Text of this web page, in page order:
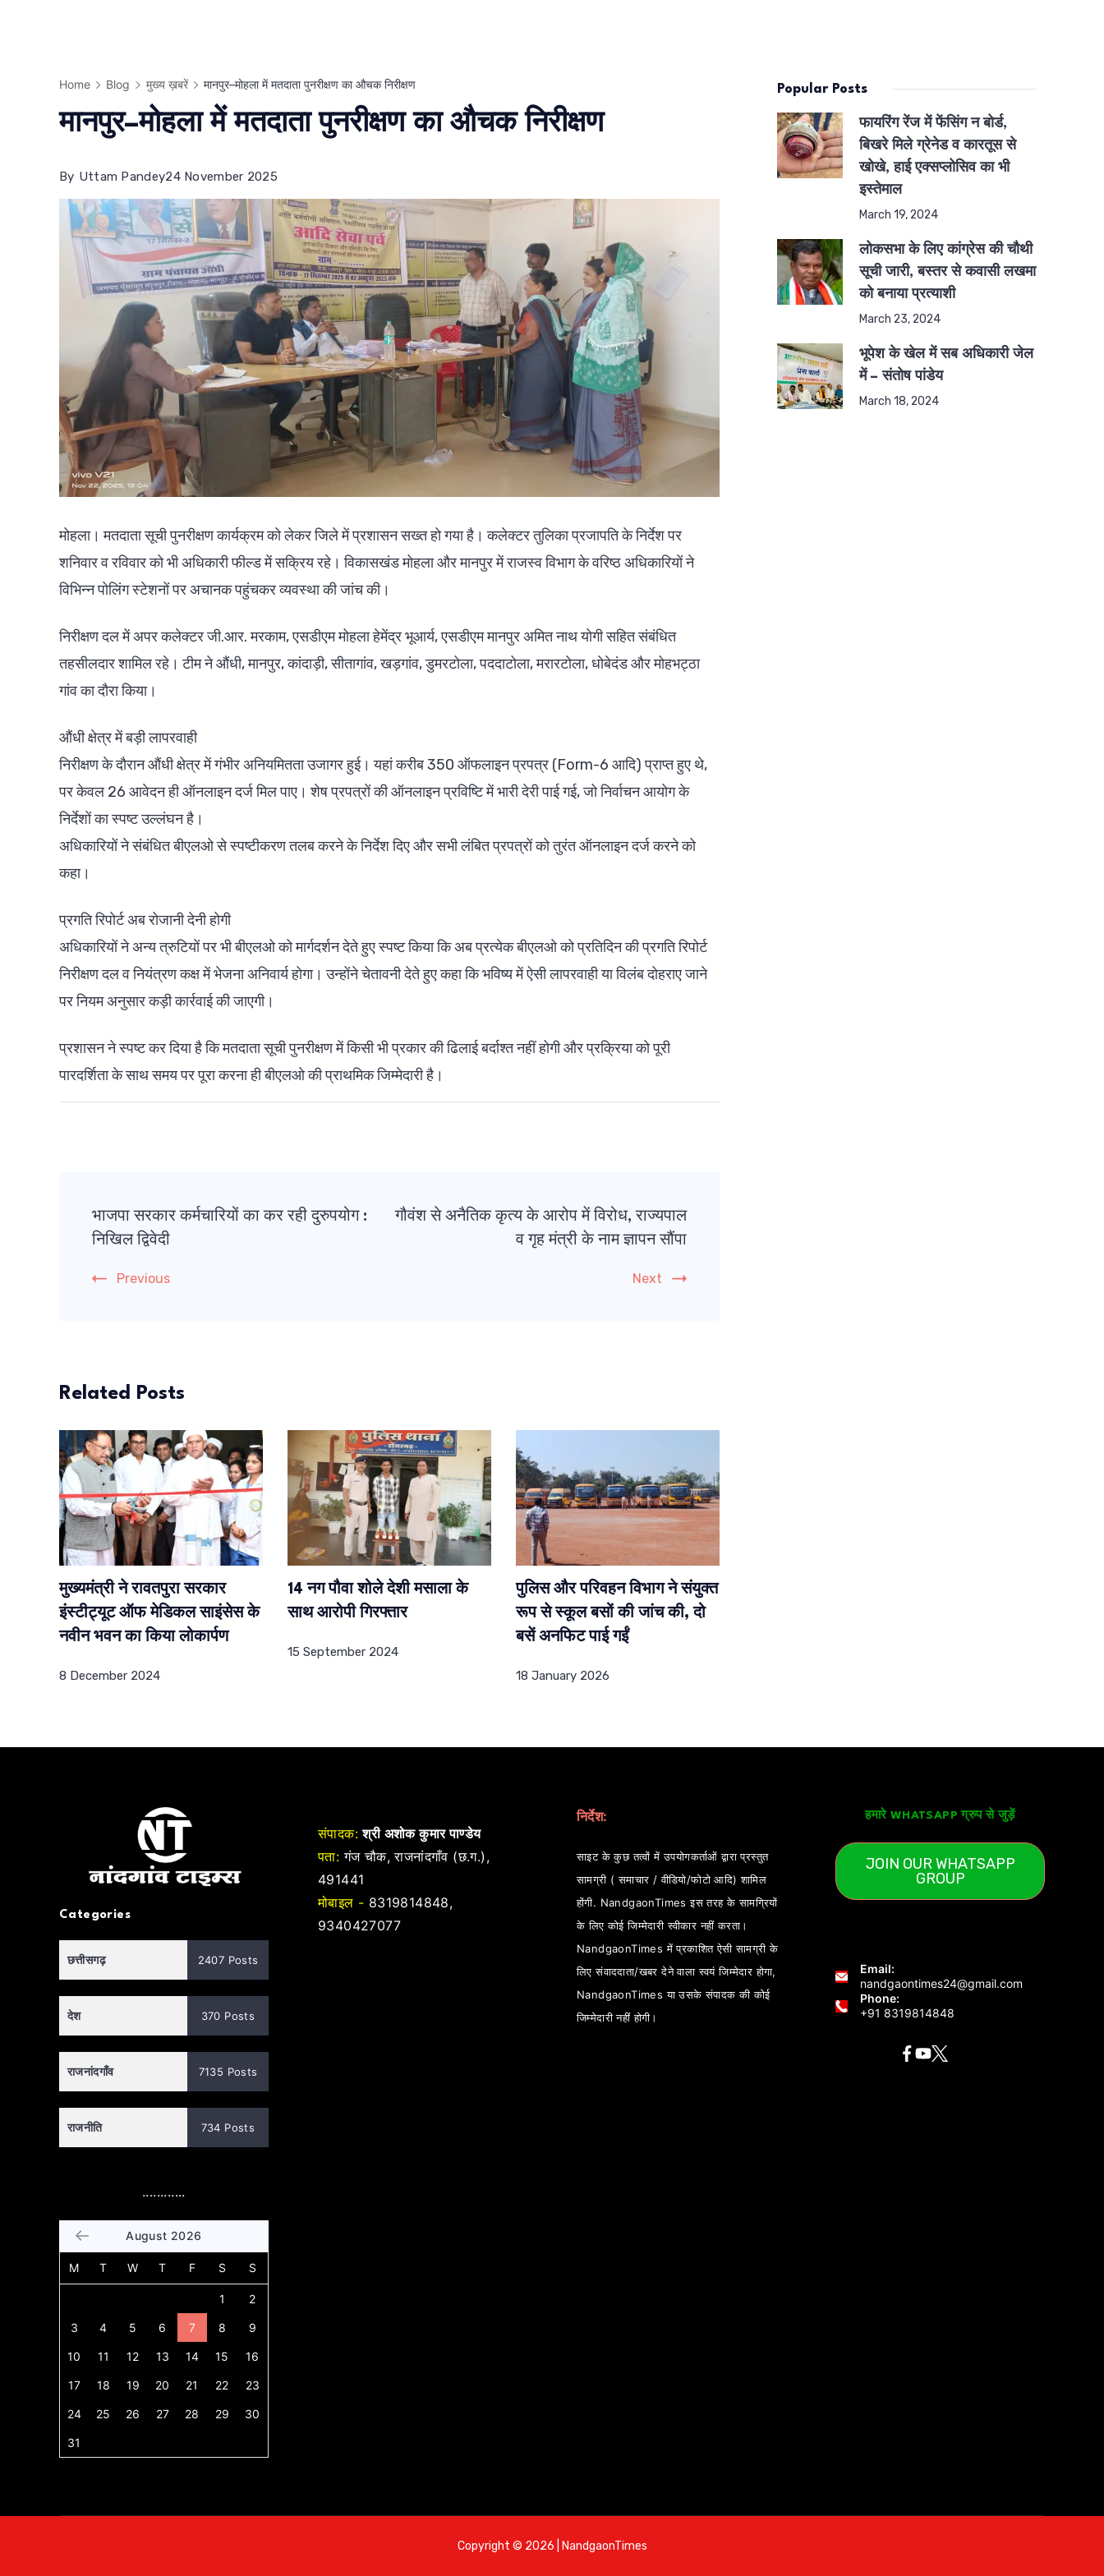
Home Blog मुख्य ख़बरें मानपुर–मोहला में मतदाता पुनरीक्षण का औचक निरीक्षण
मानपुर–मोहला में मतदाता पुनरीक्षण का औचक निरीक्षण
By Uttam Pandey24 November 2025
मोहला। मतदाता सूची पुनरीक्षण कार्यक्रम को लेकर जिले में प्रशासन सख्त हो गया है। कलेक्टर तुलिका प्रजापति के निर्देश पर
शनिवार व रविवार को भी अधिकारी फील्ड में सक्रिय रहे। विकासखंड मोहला और मानपुर में राजस्व विभाग के वरिष्ठ अधिकारियों ने
विभिन्न पोलिंग स्टेशनों पर अचानक पहुंचकर व्यवस्था की जांच की।
निरीक्षण दल में अपर कलेक्टर जी.आर. मरकाम, एसडीएम मोहला हेमेंद्र भूआर्य, एसडीएम मानपुर अमित नाथ योगी सहित संबंधित
तहसीलदार शामिल रहे। टीम ने औंधी, मानपुर, कांदाड़ी, सीतागांव, खड़गांव, डुमरटोला, पददाटोला, मरारटोला, धोबेदंड और मोहभट्ठा
गांव का दौरा किया।
औंधी क्षेत्र में बड़ी लापरवाही
निरीक्षण के दौरान औंधी क्षेत्र में गंभीर अनियमितता उजागर हुई। यहां करीब 350 ऑफलाइन प्रपत्र (Form-6 आदि) प्राप्त हुए थे,
पर केवल 26 आवेदन ही ऑनलाइन दर्ज मिल पाए। शेष प्रपत्रों की ऑनलाइन प्रविष्टि में भारी देरी पाई गई, जो निर्वाचन आयोग के
निर्देशों का स्पष्ट उल्लंघन है।
अधिकारियों ने संबंधित बीएलओ से स्पष्टीकरण तलब करने के निर्देश दिए और सभी लंबित प्रपत्रों को तुरंत ऑनलाइन दर्ज करने को
कहा।
प्रगति रिपोर्ट अब रोजानी देनी होगी
अधिकारियों ने अन्य त्रुटियों पर भी बीएलओ को मार्गदर्शन देते हुए स्पष्ट किया कि अब प्रत्येक बीएलओ को प्रतिदिन की प्रगति रिपोर्ट
निरीक्षण दल व नियंत्रण कक्ष में भेजना अनिवार्य होगा। उन्होंने चेतावनी देते हुए कहा कि भविष्य में ऐसी लापरवाही या विलंब दोहराए जाने
पर नियम अनुसार कड़ी कार्रवाई की जाएगी।
प्रशासन ने स्पष्ट कर दिया है कि मतदाता सूची पुनरीक्षण में किसी भी प्रकार की ढिलाई बर्दाश्त नहीं होगी और प्रक्रिया को पूरी
पारदर्शिता के साथ समय पर पूरा करना ही बीएलओ की प्राथमिक जिम्मेदारी है।
Navigation
भाजपा सरकार कर्मचारियों का कर रही दुरुपयोग :
निखिल द्विवेदी
Previous
गौवंश से अनैतिक कृत्य के आरोप में विरोध, राज्यपाल
व गृह मंत्री के नाम ज्ञापन सौंपा
Next
Related Posts
मुख्यमंत्री ने रावतपुरा सरकार
इंस्टीट्यूट ऑफ मेडिकल साइंसेस के
नवीन भवन का किया लोकार्पण
8 December 2024
14 नग पौवा शोले देशी मसाला के
साथ आरोपी गिरफ्तार
15 September 2024
पुलिस और परिवहन विभाग ने संयुक्त
रूप से स्कूल बसों की जांच की, दो
बसें अनफिट पाई गईं
18 January 2026
Popular Posts
फायरिंग रेंज में फेंसिंग न बोर्ड,
बिखरे मिले ग्रेनेड व कारतूस से
खोखे, हाई एक्सप्लोसिव का भी
इस्तेमाल
March 19, 2024
लोकसभा के लिए कांग्रेस की चौथी
सूची जारी, बस्तर से कवासी लखमा
को बनाया प्रत्याशी
March 23, 2024
भूपेश के खेल में सब अधिकारी जेल
में – संतोष पांडेय
March 18, 2024
Categories
छत्तीसगढ़ 2407 Posts
देश 370 Posts
राजनांदगाँव 7135 Posts
राजनीति 734 Posts
............
August 2026
M T W T F S S
1 2
3 4 5 6 7 8 9
10 11 12 13 14 15 16
17 18 19 20 21 22 23
24 25 26 27 28 29 30
31
संपादक: श्री अशोक कुमार पाण्डेय
पता: गंज चौक, राजनांदगाँव (छ.ग.),
491441
मोबाइल - 8319814848,
9340427077
निर्देश:
साइट के कुछ तत्वों में उपयोगकर्ताओं द्वारा प्रस्तुत
सामग्री ( समाचार / वीडियो/फोटो आदि) शामिल
होंगी. NandgaonTimes इस तरह के सामग्रियों
के लिए कोई जिम्मेदारी स्वीकार नहीं करता।
NandgaonTimes में प्रकाशित ऐसी सामग्री के
लिए संवाददाता/खबर देने वाला स्वयं जिम्मेदार होगा,
NandgaonTimes या उसके संपादक की कोई
जिम्मेदारी नहीं होगी।
हमारे WHATSAPP ग्रुप से जुड़ें
JOIN OUR WHATSAPP
GROUP
Email:
nandgaontimes24@gmail.com
Phone:
+91 8319814848
Copyright © 2026 | NandgaonTimes